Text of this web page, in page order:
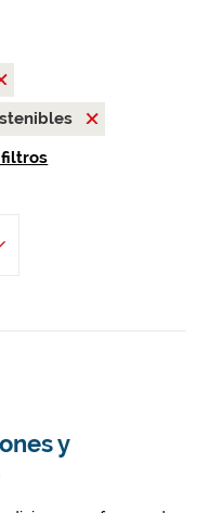
filtros
y